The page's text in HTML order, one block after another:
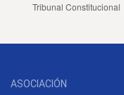
Tribunal Constitucional
ASOCIACIÓN